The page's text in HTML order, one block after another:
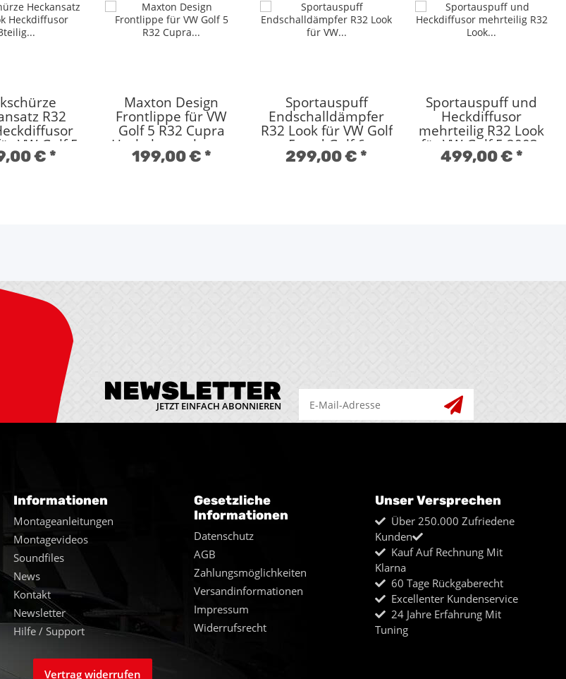
R32
VW Golf 5
unlackiert
€*
Maxton Design
Frontlippe für VW
Golf 5 R32 Cupra
Hochglanz schwarz
199,00 €*
Sportauspuff
Endschalldämpfer
R32 Look für VW Golf
5 und Golf 6
Endrohre 100mm
299,00 €*
Sportauspuff und
Heckdiffusor
mehrteilig R32 Look
für VW Golf 5 2003-
2008 verstellbare
499,00 €*
NEWSLETTER
JETZT EINFACH ABONNIEREN
Informationen
Montageanleitungen
Montagevideos
Soundfiles
News
Kontakt
Newsletter
Hilfe / Support
Gesetzliche
Informationen
Datenschutz
AGB
Zahlungsmöglichkeiten
Versandinformationen
Impressum
Widerrufsrecht
Unser Versprechen
Über 250.000 Zufriedene
Kunden
Kauf Auf Rechnung Mit
Klarna
60 Tage Rückgaberecht
Excellenter Kundenservice
24 Jahre Erfahrung Mit
Tuning
Vertrag widerrufen